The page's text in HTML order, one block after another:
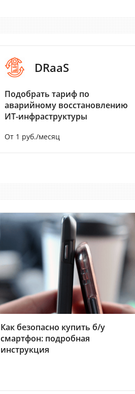
DRaaS
Подобрать тариф по
аварийному восстановлению
ИТ-инфраструктуры
От 1 руб./месяц
Как безопасно купить б/у
смартфон: подробная
инструкция